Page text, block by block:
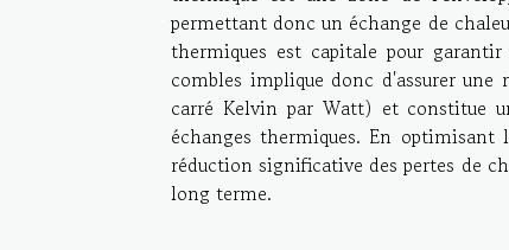
permettant donc un échange de
thermiques est capitale pour
combles implique donc d'assurer
carré Kelvin par Watt) et constitue
échanges thermiques. En
réduction significative des pertes de
long terme.